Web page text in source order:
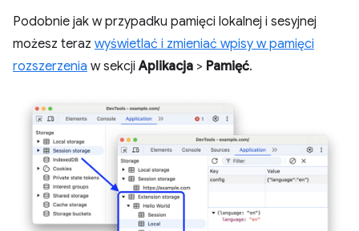
Podobnie jak w przypadku pamięci lokalnej i sesyjnej
możesz teraz wyświetlać i zmieniać wpisy w pamięci
rozszerzenia w sekcjiAplikacja > Pamięć.